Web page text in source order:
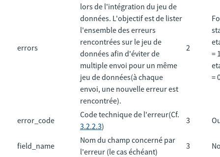
errors
lors de l'intégration du jeu de
données. L'objectif est de lister
l'ensemble des erreurs
rencontrées sur le jeu de
données afin d'éviter de
multiple envoi pour un même
jeu de données(à chaque
envoi, une nouvelle erreur est
rencontrée).
2
=
=
error_code
Code technique de l'erreur(Cf.
3.2.2.3)
3
field_name
Nom du champ concerné par
l'erreur (le cas échéant)
3